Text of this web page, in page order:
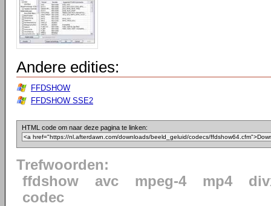
Andere edities:
FFDSHOW
FFDSHOW SSE2
HTML code om naar deze pagina te linken:
Trefwoorden:
ffdshow
avc mpeg-4 mp4
codec